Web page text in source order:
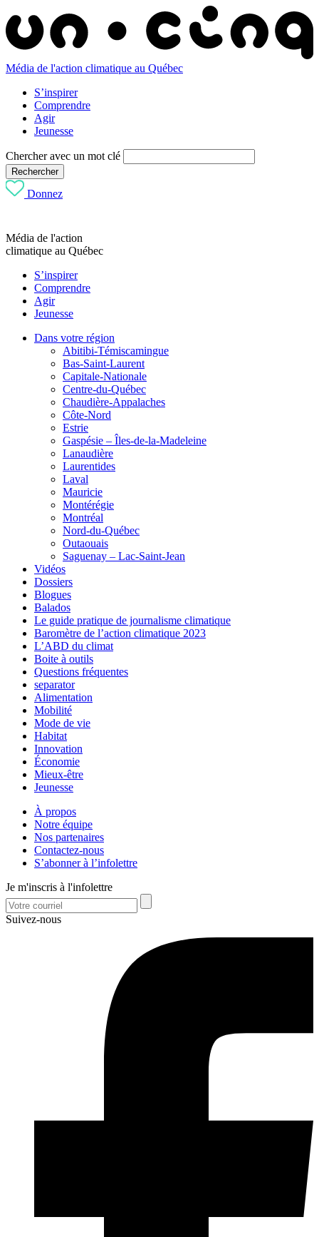
Média de l'action climatique au Québec
S’inspirer
Comprendre
Agir
Jeunesse
Chercher avec un mot clé
Rechercher
Donnez
Média de l'action
climatique au Québec
S’inspirer
Comprendre
Agir
Jeunesse
Dans votre région
Abitibi-Témiscamingue
Bas-Saint-Laurent
Capitale-Nationale
Centre-du-Québec
Chaudière-Appalaches
Côte-Nord
Estrie
Gaspésie – Îles-de-la-Madeleine
Lanaudière
Laurentides
Laval
Mauricie
Montérégie
Montréal
Nord-du-Québec
Outaouais
Saguenay – Lac-Saint-Jean
Vidéos
Dossiers
Blogues
Balados
Le guide pratique de journalisme climatique
Baromètre de l’action climatique 2023
L’ABD du climat
Boite à outils
Questions fréquentes
separator
Alimentation
Mobilité
Mode de vie
Habitat
Innovation
Économie
Mieux-être
Jeunesse
À propos
Notre équipe
Nos partenaires
Contactez-nous
S’abonner à l’infolettre
Je m'inscris à l'infolettre
Suivez-nous